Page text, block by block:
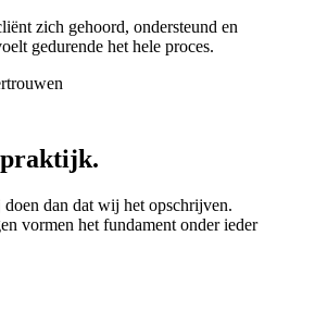
zich gehoord, ondersteund en
gedurende het hele proces.
praktijk.
dan dat wij het opschrijven.
vormen het fundament onder ieder